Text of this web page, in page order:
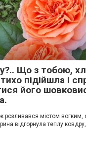
Що з тобою,
підійшла і
його
розливався містом вогким,
відгорнула теплу